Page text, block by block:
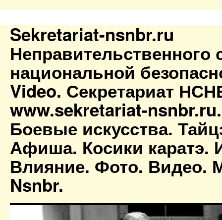
Sekretariat-nsnbr.ru
Неправительственного
национальной
Video. Секретариат
www.sekretariat-
Боевые искусства.
Афиша. Косики каратэ.
Влияние. Фото. Видео.
Nsnbr.